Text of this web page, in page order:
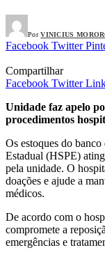
Por VINICIUS
Facebook Twitter
Compartilhar
Facebook Twitter
Unidade faz apelo
procedimentos
Os estoques do
Estadual (HSPE)
pela unidade. O
doações e ajude a
médicos.
De acordo com o
compromete a
emergências e